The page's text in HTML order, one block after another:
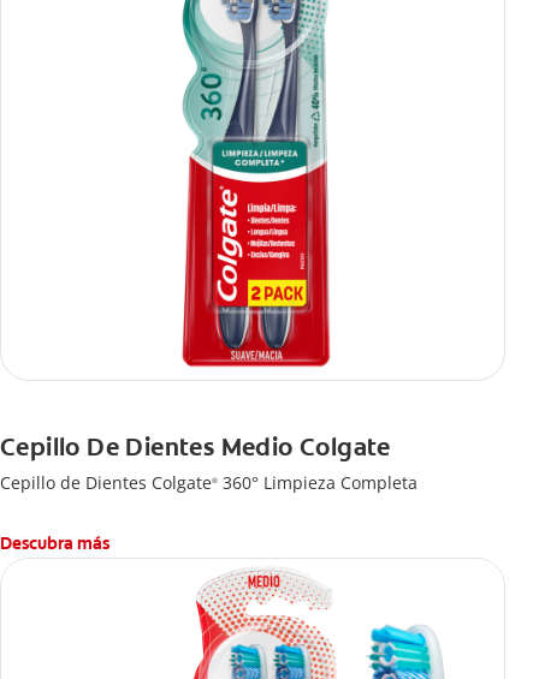
Cepillo De Dientes Medio Colgate
Cepillo de Dientes Colgate® 360° Limpieza Completa
Descubra más